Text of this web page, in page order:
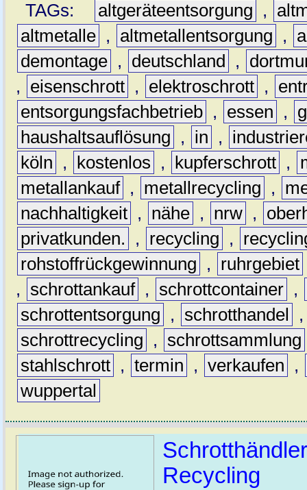
TAGs:
altgeräteentsorgung ,
altmetalle , altmetallentsorgung ,
demontage , deutschland ,
,
eisenschrott , elektroschrott ,
entsorgungsfachbetrieb , essen ,
haushaltsauflösung
, in ,
köln
, kostenlos , kupferschrott ,
metallankauf , metallrecycling ,
nachhaltigkeit , nähe , nrw ,
privatkunden.
, recycling ,
rohstoffrückgewinnung
, ruhrgebiet
,
schrottankauf , schrottcontainer ,
schrottentsorgung
, schrotthandel
schrottrecycling
, schrottsammlung
stahlschrott , termin , verkaufen
,
wuppertal
Recycling